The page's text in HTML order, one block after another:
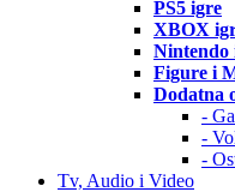
PS5 igre
XBOX
Nintendo
Figure i
Dodatna
-
-
-
Tv, Audio i Video